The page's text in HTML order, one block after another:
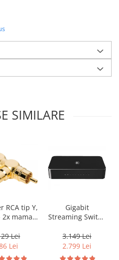
SIMILARE
RCA tip Y,
2x mama,
placat
aur
Lei
Lei
Gigabit
Streaming Switch
Port, Audio Grade
(by Chord
Company)
3.149 Lei
2.799 Lei